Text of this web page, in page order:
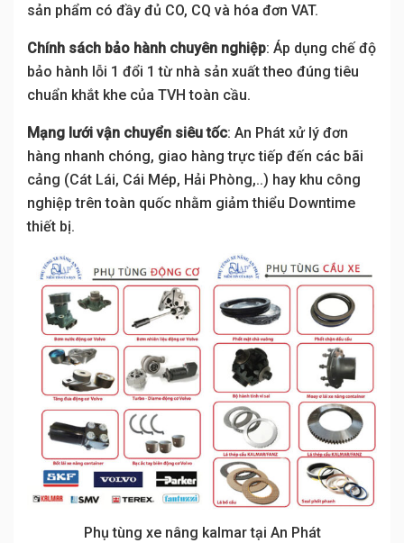
sản phẩm có đầy đủ CO, CQ và hóa đơn VAT.
Chính sách bảo hành chuyên nghiệp: Áp dụng chế độ
bảo hành lỗi 1 đổi 1 từ nhà sản xuất theo đúng tiêu
chuẩn khắt khe của TVH toàn cầu.
Mạng lưới vận chuyển siêu tốc: An Phát xử lý đơn
hàng nhanh chóng, giao hàng trực tiếp đến các bãi
cảng (Cát Lái, Cái Mép, Hải Phòng,..) hay khu công
nghiệp trên toàn quốc nhằm giảm thiểu Downtime
thiết bị.
Phụ tùng xe nâng kalmar tại An Phát